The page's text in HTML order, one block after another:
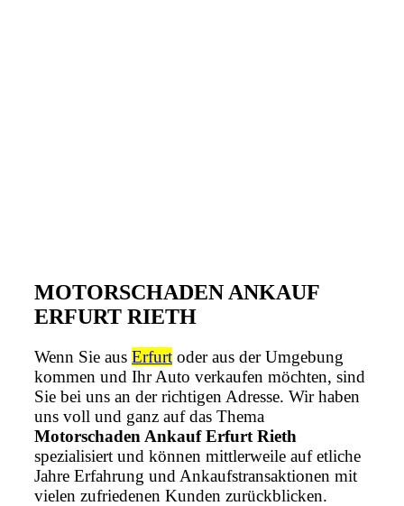
MOTORSCHADEN ANKAUF
ERFURT RIETH
Wenn Sie aus Erfurt oder aus der Umgebung
kommen und Ihr Auto verkaufen möchten, sind
Sie bei uns an der richtigen Adresse. Wir haben
uns voll und ganz auf das Thema
Motorschaden Ankauf Erfurt Rieth
spezialisiert und können mittlerweile auf etliche
Jahre Erfahrung und Ankaufstransaktionen mit
vielen zufriedenen Kunden zurückblicken.